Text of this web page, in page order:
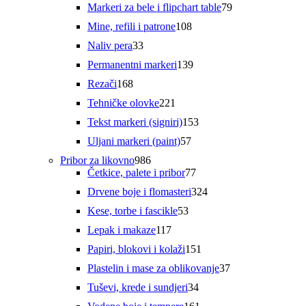
Markeri za bele i flipchart table7979
Mine, refili i patrone108108
Naliv pera3333
Permanentni markeri139139
Rezači168168
Tehničke olovke221
Tekst markeri (signiri)153153
Uljani markeri (paint)5757
Pribor za likovno986986
proizvoda
Četkice, palete i pribor7777
Drvene boje i flomasteri324324
Kese, torbe i fascikle5353
Lepak i makaze117117
Papiri, blokovi i kolaži151
Plastelin i mase za oblikovanje3737
Tuševi, krede i sundjeri3434